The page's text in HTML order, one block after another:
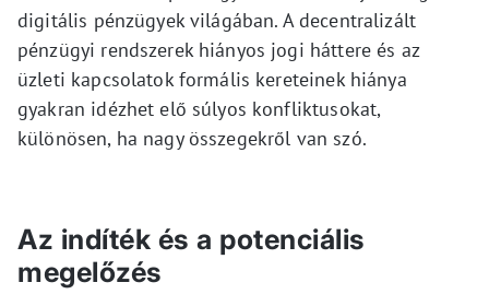
digitális pénzügyek világában. A decentralizált
pénzügyi rendszerek hiányos jogi háttere és az
üzleti kapcsolatok formális kereteinek hiánya
gyakran idézhet elő súlyos konfliktusokat,
különösen, ha nagy összegekről van szó.
Az indíték és a potenciális
megelőzés